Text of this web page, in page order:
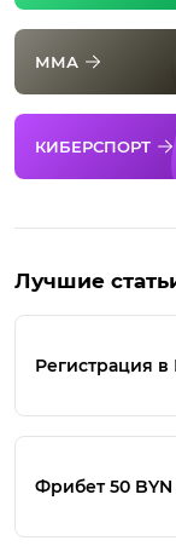
ММА
КИБЕРСПОРТ
Лучшие
Регистрация в
Фрибет 50